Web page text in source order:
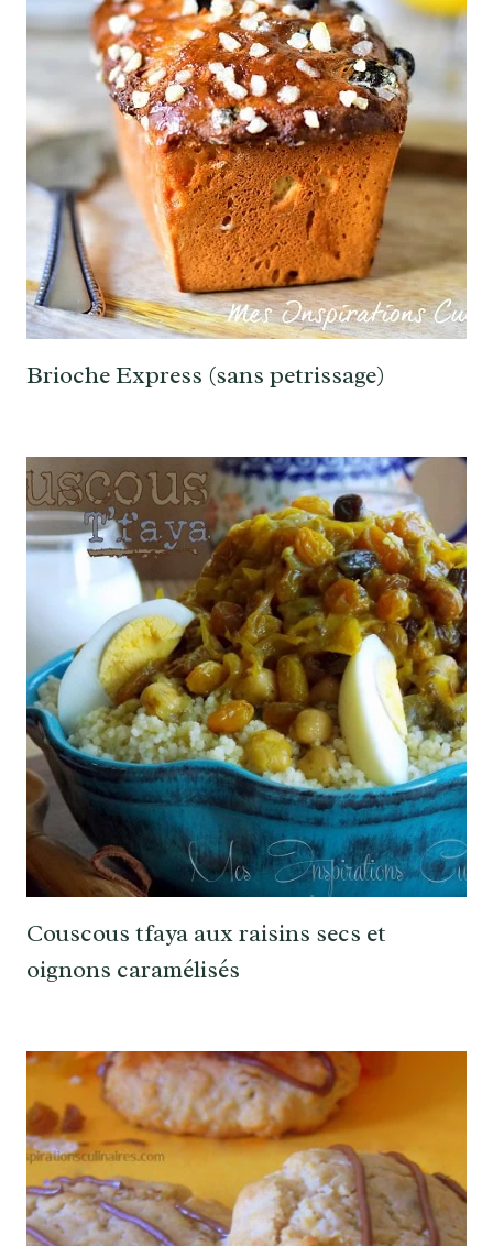
Brioche Express (sans petrissage)
Couscous tfaya aux raisins secs et
oignons caramélisés